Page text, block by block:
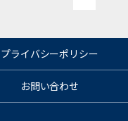
プライバシーポリシー
お問い合わせ